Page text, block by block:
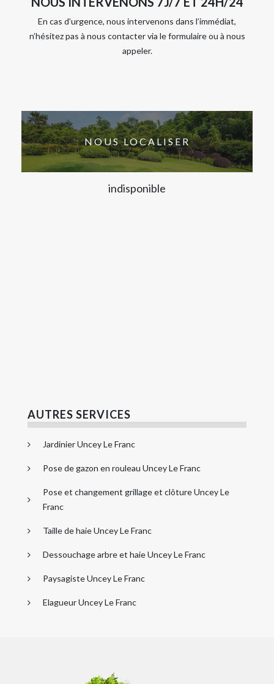
En cas d’urgence, nous intervenons dans l’immédiat,
n’hésitez pas à nous contacter via le formulaire ou à nous
appeler.
NOUS LOCALISER
indisponible
AUTRES SERVICES
Jardinier Uncey Le Franc
Pose de gazon en rouleau Uncey Le Franc
Pose et changement grillage et clôture Uncey Le
Franc
Taille de haie Uncey Le Franc
Dessouchage arbre et haie Uncey Le Franc
Paysagiste Uncey Le Franc
Elagueur Uncey Le Franc